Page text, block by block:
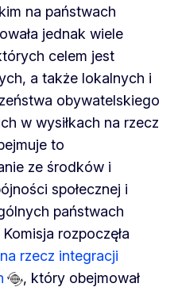
na państwach
jednak wiele
celem jest
a także lokalnych i
obywatelskiego
w wysiłkach na rzecz
to
ze środków i
społecznej i
państwach
rozpoczęła
rzecz integracji
, który obejmował